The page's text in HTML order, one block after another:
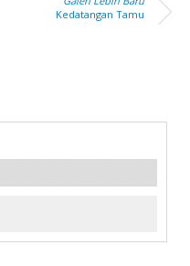
Kedatangan Tamu